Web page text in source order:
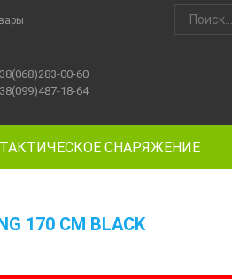
00-60
18-64
ТАКТИЧЕСКОЕ СНАРЯЖЕНИЕ
170 CM BLACK